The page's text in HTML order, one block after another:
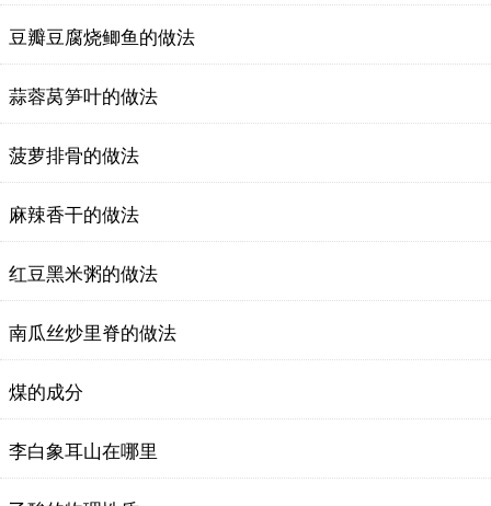
豆瓣豆腐烧鲫鱼的做法
蒜蓉莴笋叶的做法
菠萝排骨的做法
麻辣香干的做法
红豆黑米粥的做法
南瓜丝炒里脊的做法
煤的成分
李白象耳山在哪里